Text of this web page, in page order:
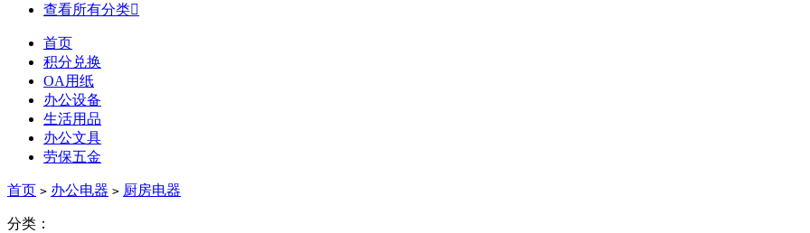
查看所有分类
首页
积分兑换
OA用纸
办公设备
生活用品
办公文具
劳保五金
首页 > 办公电器 > 厨房电器
分类：